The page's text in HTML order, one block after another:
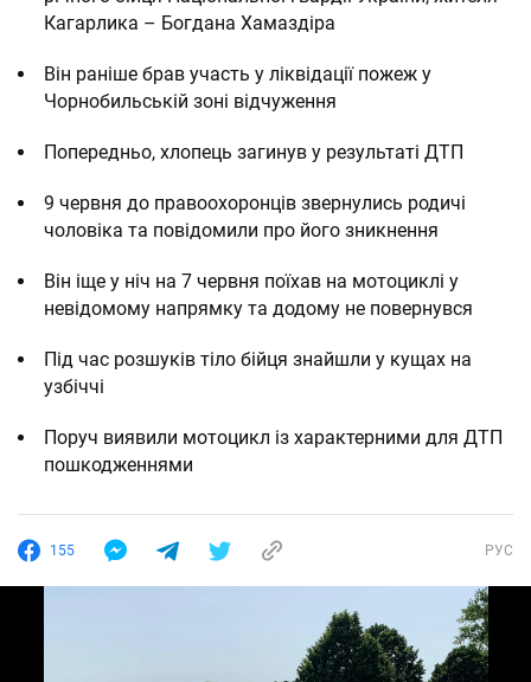
Кагарлика – Богдана Хамаздіра
Він раніше брав участь у ліквідації пожеж у
Чорнобильській зоні відчуження
Попередньо, хлопець загинув у результаті ДТП
9 червня до правоохоронців звернулись родичі
чоловіка та повідомили про його зникнення
Він іще у ніч на 7 червня поїхав на мотоциклі у
невідомому напрямку та додому не повернувся
Під час розшуків тіло бійця знайшли у кущах на
узбіччі
Поруч виявили мотоцикл із характерними для ДТП
пошкодженнями
155 РУС